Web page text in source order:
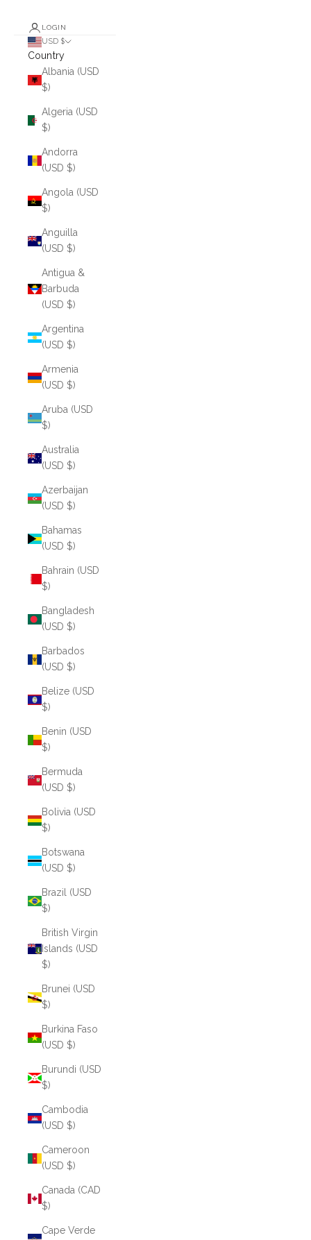
LOGIN
USD $
Country
Albania (USD
$)
Algeria (USD
$)
Andorra
(USD $)
Angola (USD
$)
Anguilla
(USD $)
Antigua &
Barbuda
(USD $)
Argentina
(USD $)
Armenia
(USD $)
Aruba (USD
$)
Australia
(USD $)
Azerbaijan
(USD $)
Bahamas
(USD $)
Bahrain (USD
$)
Bangladesh
(USD $)
Barbados
(USD $)
Belize (USD
$)
Benin (USD
$)
Bermuda
(USD $)
Bolivia (USD
$)
Botswana
(USD $)
Brazil (USD
$)
British Virgin
Islands (USD
$)
Brunei (USD
$)
Burkina Faso
(USD $)
Burundi (USD
$)
Cambodia
(USD $)
Cameroon
(USD $)
Canada (CAD
$)
Cape Verde